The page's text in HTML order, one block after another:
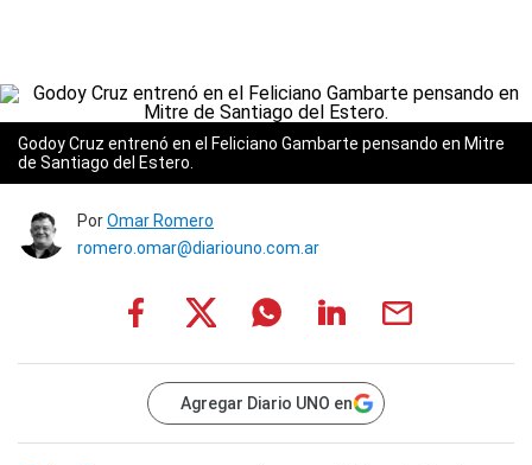
Godoy Cruz entrenó en el Feliciano Gambarte pensando en Mitre
de Santiago del Estero.
PorOmar Romero
romero.omar@diariouno.com.ar
Agregar Diario UNO en